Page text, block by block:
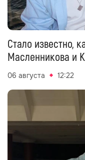
Стало известно,
Масленникова и
06 августа 12:22